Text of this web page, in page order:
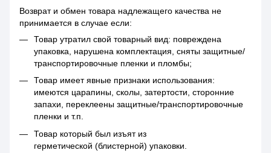
Возврат и обмен товара надлежащего качества не
принимается в случае если:
Товар утратил свой товарный вид: повреждена
упаковка, нарушена комплектация, сняты защитные/
транспортировочные пленки и пломбы;
Товар имеет явные признаки использования:
имеются царапины, сколы, затертости, сторонние
запахи, переклеены защитные/транспортировочные
пленки и т.п.
Товар который был изъят из
герметической (блистерной) упаковки.